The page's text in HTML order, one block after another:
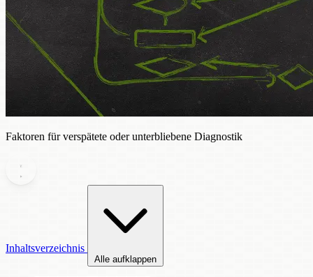
Faktoren für verspätete oder unterbliebene Diagnostik
Inhaltsverzeichnis
Alle aufklappen